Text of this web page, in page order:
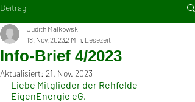
Beitrag
Info-Brief 4/2023
Judith Malkowski
18. Nov. 20232 Min. Lesezeit
Aktualisiert: 21. Nov. 2023
Liebe Mitglieder der Rehfelde-
EigenEnergie eG,